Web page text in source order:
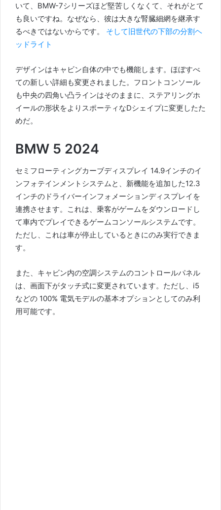
いて、BMW-7シリーズほど堅苦しくなくて、それがとて
も良いですね。 なぜなら、彼は大きな腎臓細網を継承す
るべきではないからです。 そして旧世代の下部の分割ヘ
ッドライト
デザインはキャビン自体の中でも機能します。 ほぼすべ
ての新しい詳細も変更されました。 フロントコンソール
も中央の四角い凸ラインはそのままに、ステアリングホ
イールの形状をよりスポーティなDシェイプに変更したた
めだ。
BMW 5 2024
セミフローティングカーブディスプレイ 14.9インチのイ
ンフォテインメントシステムと、新機能を追加した12.3
インチのドライバーインフォメーションディスプレイを
連携させます。
これは、乗客がゲームをダウンロードし
て車内でプレイできるゲームコンソールシステムです。
ただし、これは車が停止しているときにのみ実行できま
す。
また、キャビン内の空調システムのコントロールパネル
は、画面下がタッチ式に変更されています。 ただし、i5
などの 100% 電気モデルの基本オプションとしてのみ利
用可能です。